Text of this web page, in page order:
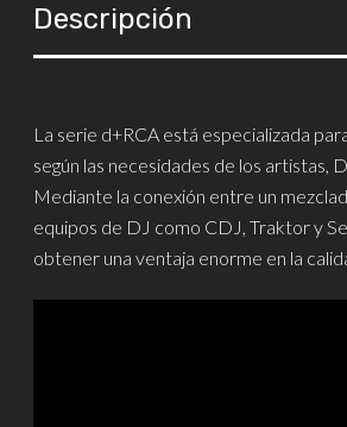
Descripción
La serie d+RCA está especializada
según las necesidades de los artistas,
Mediante la conexión entre un
equipos de DJ como CDJ, Traktor y
obtener una ventaja enorme en la